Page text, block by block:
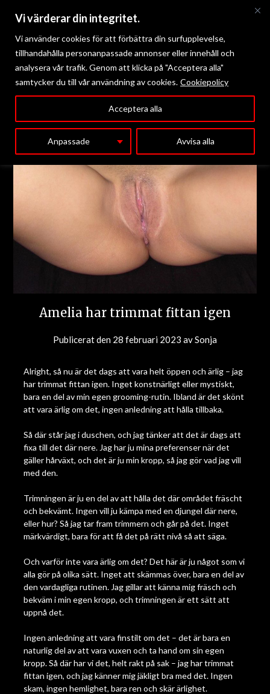
Vi värderar din integritet.
Vi använder cookies för att förbättra din surfupplevelse,
tillhandahålla personanpassade annonser eller innehåll och
analysera vår trafik. Genom att klicka på "Acceptera alla"
samtycker du till vår användning av cookies. Cookiepolicy
Anpassade Avvisa alla
Acceptera alla
Amelia har trimmat fittan igen
Publicerat den 28 februari 2023 avSonja
Alright, så nu är det dags att vara helt öppen och ärlig – jag
har trimmat fittan igen. Inget konstnärligt eller mystiskt,
bara en del av min egen grooming-rutin. Ibland är det skönt
att vara ärlig om det, ingen anledning att hålla tillbaka.
Så där står jag i duschen, och jag tänker att det är dags att
fixa till det där nere. Jag har ju mina preferenser när det
gäller hårväxt, och det är ju min kropp, så jag gör vad jag vill
med den.
Trimningen är ju en del av att hålla det där området fräscht
och bekvämt. Ingen vill ju kämpa med en djungel där nere,
eller hur? Så jag tar fram trimmern och går på det. Inget
märkvärdigt, bara för att få det på rätt nivå så att säga.
Och varför inte vara ärlig om det? Det här är ju något som vi
alla gör på olika sätt. Inget att skämmas över, bara en del av
den vardagliga rutinen. Jag gillar att känna mig fräsch och
bekväm i min egen kropp, och trimningen är ett sätt att
uppnå det.
Ingen anledning att vara finstilt om det – det är bara en
naturlig del av att vara vuxen och ta hand om sin egen
kropp. Så där har vi det, helt rakt på sak – jag har trimmat
fittan igen, och jag känner mig jäkligt bra med det. Ingen
skam, ingen hemlighet, bara ren och skär ärlighet.